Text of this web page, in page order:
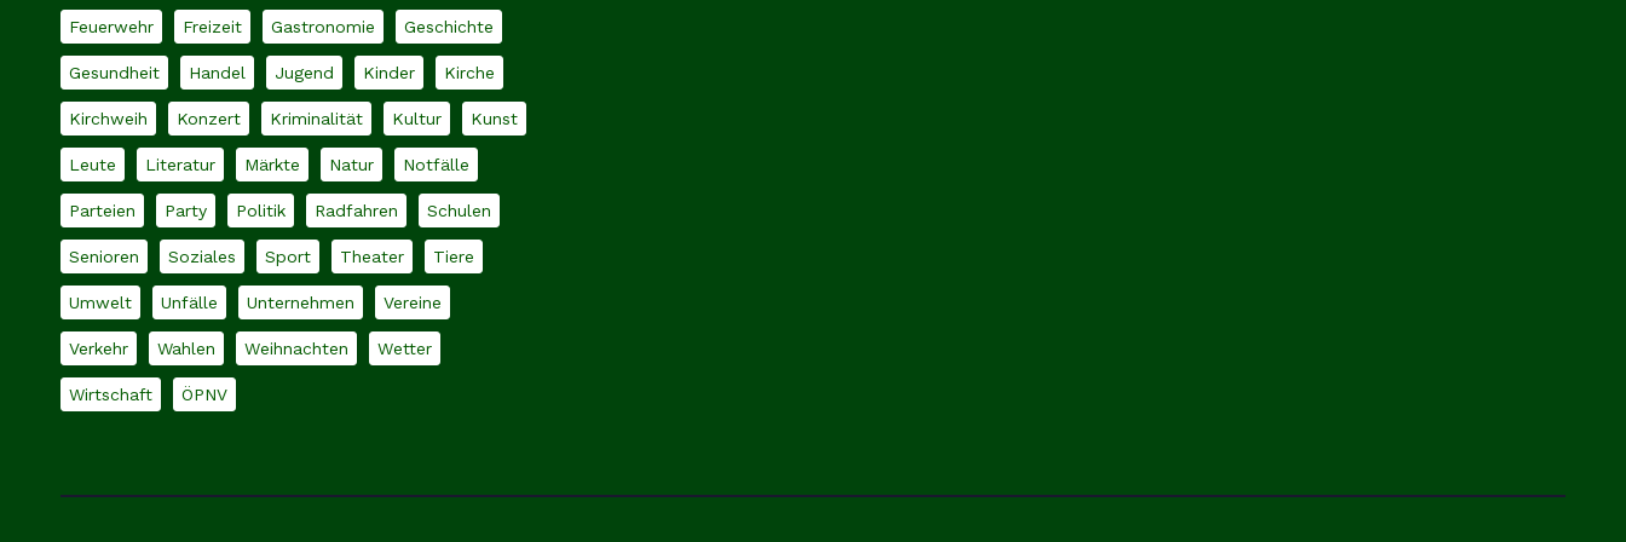
Feuerwehr Freizeit Gastronomie Geschichte
Gesundheit Handel Jugend Kinder Kirche
Kirchweih Konzert Kriminalität Kultur Kunst
Leute Literatur Märkte Natur Notfälle
Parteien Party Politik Radfahren Schulen
Senioren Soziales Sport Theater Tiere
Umwelt Unfälle Unternehmen Vereine
Verkehr Wahlen Weihnachten Wetter
Wirtschaft ÖPNV